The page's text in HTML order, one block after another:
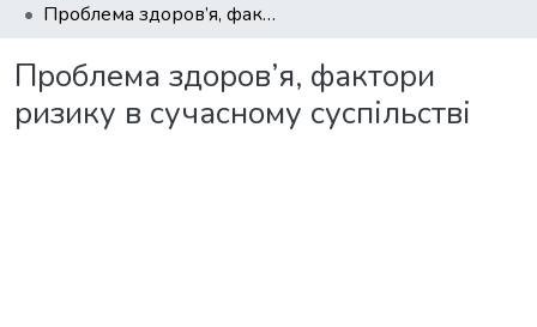
Проблема здоров’я, фактори ризику в сучасному суспільстві
Проблема здоров’я, фактори
ризику в сучасному суспільстві